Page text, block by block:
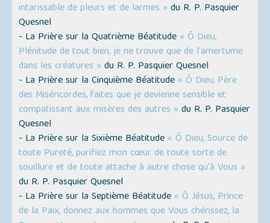
intarissable de pleurs et de larmes » du R. P. Pasquier
Quesnel
- La Prière sur la Quatrième Béatitude « Ô Dieu,
Plénitude de tout bien, je ne trouve que de l'amertume
dans les créatures » du R. P. Pasquier Quesnel
- La Prière sur la Cinquième Béatitude « Ô Dieu, Père
des Miséricordes, faites que je devienne sensible et
compatissant aux misères des autres » du R. P. Pasquier
Quesnel
- La Prière sur la Sixième Béatitude « Ô Dieu, Source de
toute Pureté, purifiez mon cœur de toute sorte de
souillure et de toute attache à autre chose qu'à Vous »
du R. P. Pasquier Quesnel
- La Prière sur la Septième Béatitude « Ô Jésus, Prince
de la Paix, donnez aux hommes que Vous chérissez, la